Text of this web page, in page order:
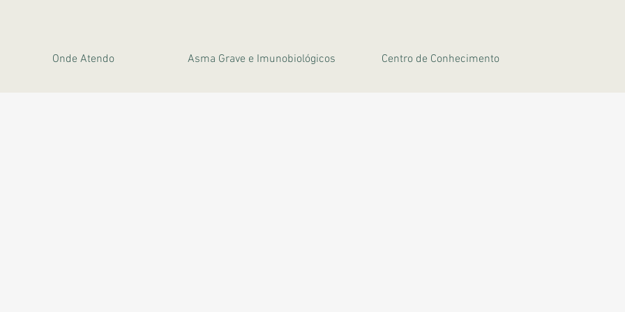
Onde Atendo Asma Grave e Imunobiológicos Centro de Conhecimento